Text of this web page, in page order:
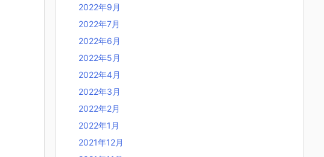
2022年9月
2022年7月
2022年6月
2022年5月
2022年4月
2022年3月
2022年2月
2022年1月
2021年12月